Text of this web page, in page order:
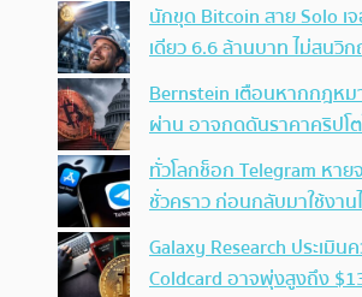
นักขุด Bitcoin สาย Solo
เดียว 6.6 ล้านบาท ไม่สนวิ
Bernstein เตือนหากกฎหม
ผ่าน อาจกดดันราคาคริปโ
ทั่วโลกช็อก Telegram หา
ชั่วคราว ก่อนกลับมาใช้งา
Galaxy Research ประเมิน
Coldcard อาจพุ่งสูงถึง